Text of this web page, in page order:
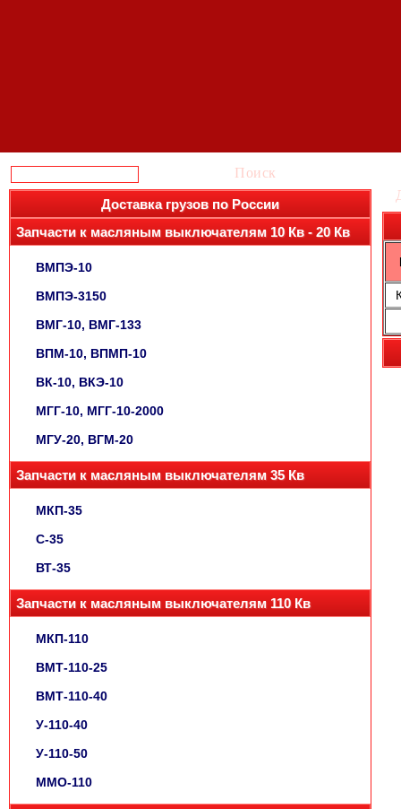
Поиск
Доставка грузов по России
Запчасти к масляным выключателям 10 Кв - 20 Кв
ВМПЭ-10
ВМПЭ-3150
ВМГ-10, ВМГ-133
ВПМ-10, ВПМП-10
ВК-10, ВКЭ-10
МГГ-10, МГГ-10-2000
МГУ-20, ВГМ-20
Запчасти к масляным выключателям 35 Кв
МКП-35
С-35
ВТ-35
Запчасти к масляным выключателям 110 Кв
МКП-110
ВМТ-110-25
ВМТ-110-40
У-110-40
У-110-50
ММО-110